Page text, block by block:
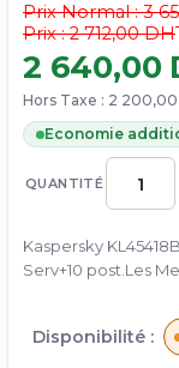
QUANTITÉ
Prix Normal :3
Prix : 2 712,00 DH
2 640,00
Hors Taxe : 2 200,00
Economie
Kaspersky
Serv+10 post.Les
Disponibilité :